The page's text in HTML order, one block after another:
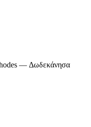
— Δωδεκάνησα